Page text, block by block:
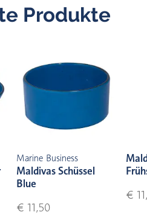
Produkte
Marine Business
Maldivas Schüssel
Blue
€ 11,50
€